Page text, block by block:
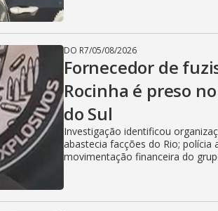
DO R7/05/08/2026
Fornecedor de
Rocinha é preso
do Sul
Investigação identificou
abastecia facções do Rio; polícia
movimentação financeira do